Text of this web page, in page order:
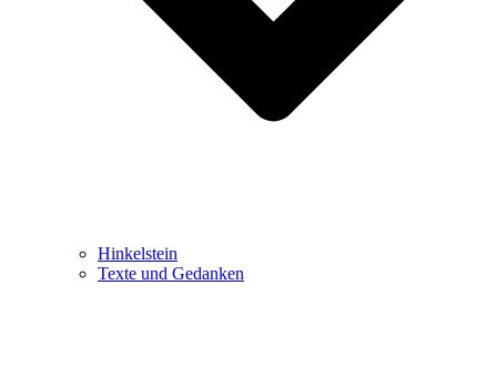
Hinkelstein
Texte und Gedanken